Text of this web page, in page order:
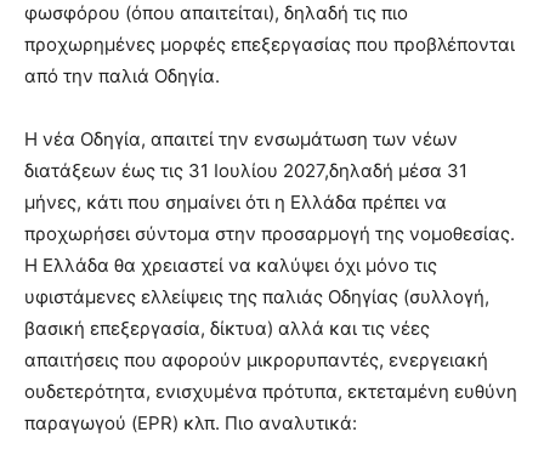
φωσφόρου (όπου απαιτείται), δηλαδή τις πιο
προχωρημένες μορφές επεξεργασίας που προβλέπονται
από την παλιά Οδηγία.
Η νέα Οδηγία, απαιτεί την ενσωμάτωση των νέων
διατάξεων έως τις 31 Ιουλίου 2027,δηλαδή μέσα 31
μήνες, κάτι που σημαίνει ότι η Ελλάδα πρέπει να
προχωρήσει σύντομα στην προσαρμογή της νομοθεσίας.
Η Ελλάδα θα χρειαστεί να καλύψει όχι μόνο τις
υφιστάμενες ελλείψεις της παλιάς Οδηγίας (συλλογή,
βασική επεξεργασία, δίκτυα) αλλά και τις νέες
απαιτήσεις που αφορούν μικρορυπαντές, ενεργειακή
ουδετερότητα, ενισχυμένα πρότυπα, εκτεταμένη ευθύνη
παραγωγού (EPR) κλπ. Πιο αναλυτικά: